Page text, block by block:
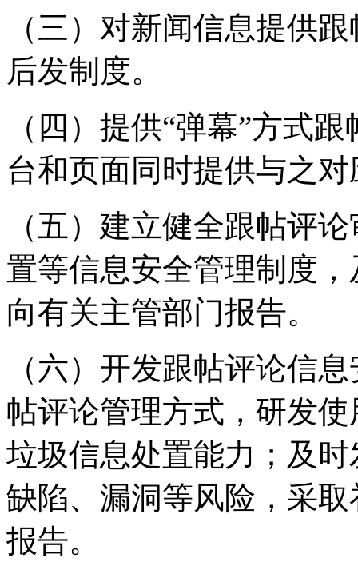
（三）对新闻信息提供
后发制度。
（四）提供“弹幕”方式
台和页面同时提供与之
（五）建立健全跟帖评
置等信息安全管理制度
向有关主管部门报告。
（六）开发跟帖评论信
帖评论管理方式，研发
垃圾信息处置能力；及
缺陷、漏洞等风险，采
报告。